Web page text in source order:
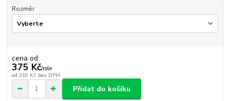
Rozměr
cena od
375 Kč/role
od 310 Kč bez DPH
Přidat do košíku